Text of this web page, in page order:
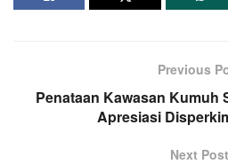
Previous
Penataan Kawasan Kumuh
Apresiasi
Next Post